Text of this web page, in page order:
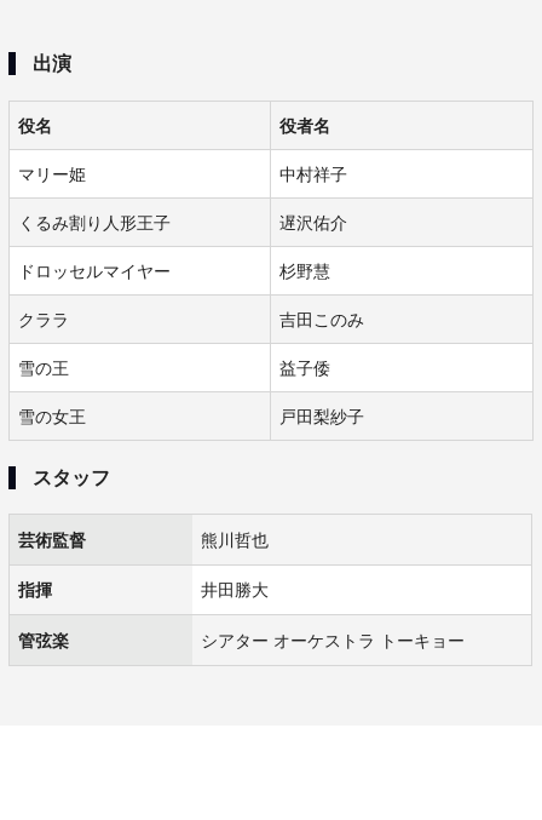
出演
役名 役者名
マリー姫 中村祥子
くるみ割り人形王子 遅沢佑介
ドロッセルマイヤー 杉野慧
クララ 吉田このみ
雪の王 益子倭
雪の女王 戸田梨紗子
スタッフ
芸術監督 熊川哲也
指揮 井田勝大
管弦楽 シアター オーケストラ トーキョー